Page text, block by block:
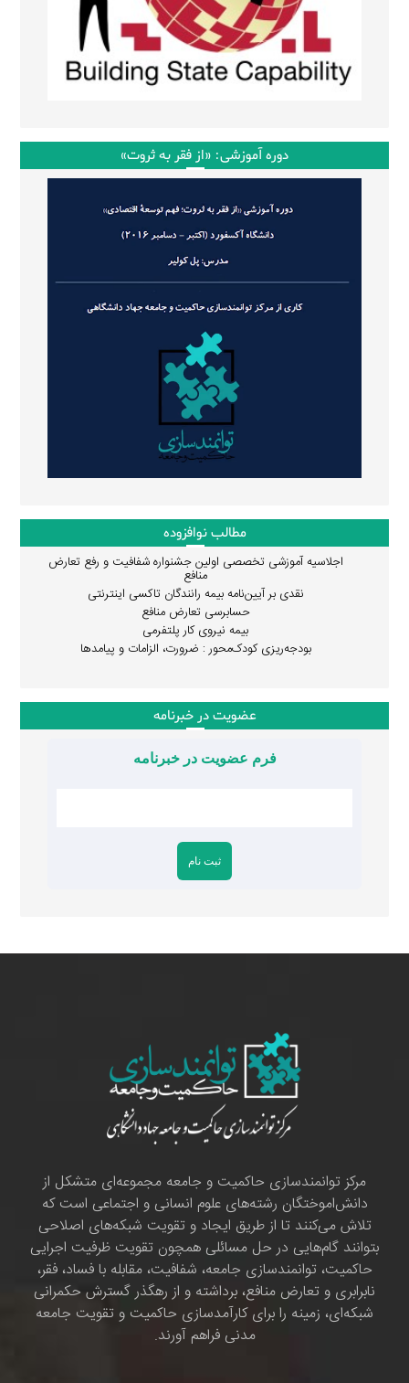
دوره آموزشی: «از فقر به ثروت»
مطالب نوافزوده
اجلاسیه آموزشی تخصصی اولین جشنواره شفافیت و رفع تعارض
منافع
نقدی بر آیین‌نامه بیمه رانندگان تاکسی اینترنتی
حسابرسی تعارض منافع
بیمه نیروی کار پلتفرمی
بودجه‌ریزی کودک‌محور : ضرورت، الزامات و پیامدها
عضویت در خبرنامه
فرم عضویت در خبرنامه
مرکز توانمندسازی حاکمیت و جامعه مجموعه‌ای متشکل از
دانش‌اموختگان رشته‌های علوم انسانی و اجتماعی است که
تلاش می‌کنند تا از طریق ایجاد و تقویت شبکه‌های اصلاحی
بتوانند گام‌هایی در حل مسائلی همچون تقویت ظرفیت اجرایی
حاکمیت، توانمندسازی جامعه، شفافیت، مقابله با فساد، فقر،
نابرابری و تعارض منافع، برداشته و از رهگذر گسترش حکمرانی
شبکه‌ای، زمینه را برای کارآمدسازی حاکمیت و تقویت جامعه
مدنی فراهم آورند.